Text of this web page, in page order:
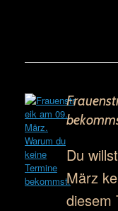
Du
März
diesem